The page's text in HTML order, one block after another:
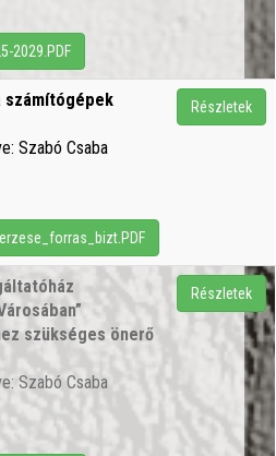
2029.PDF
számítógépek
Szabó Csaba
Részletek
szükséges önerő
Szabó Csaba
Részletek